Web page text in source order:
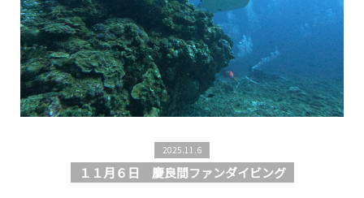
2025.11.6
１１月６日 慶良間ファンダイビング